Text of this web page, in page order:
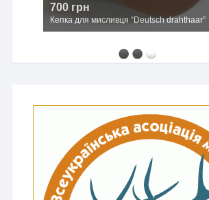
700 грн
Кепка для мисливця “Deutsch drahthaar”